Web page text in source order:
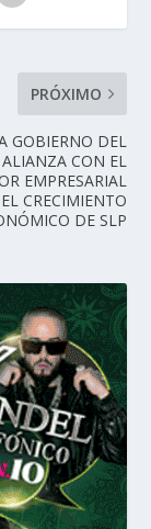
PRÓXIMO
GOBIERNO DEL
CON EL
EMPRESARIAL
CRECIMIENTO
DE SLP